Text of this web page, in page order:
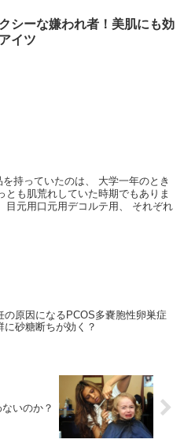
シーな嫌われ者！美肌にも効
イツ
持っていたのは、 大学一年のとき
も肌荒れしていた時期でもありま
目元用口元用デコルテ用、 それぞれ
の原因になるPCOS多嚢胞性卵巣症
に砂糖断ちが効く？
いのか？